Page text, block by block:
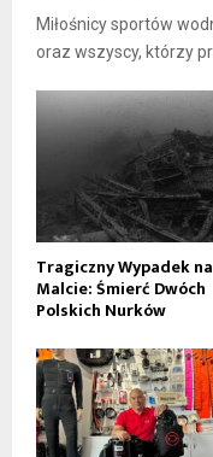
Miłośnicy sportów
oraz wszyscy, którzy
Tragiczny Wypadek na
Malcie: Śmierć Dwóch
Polskich Nurków